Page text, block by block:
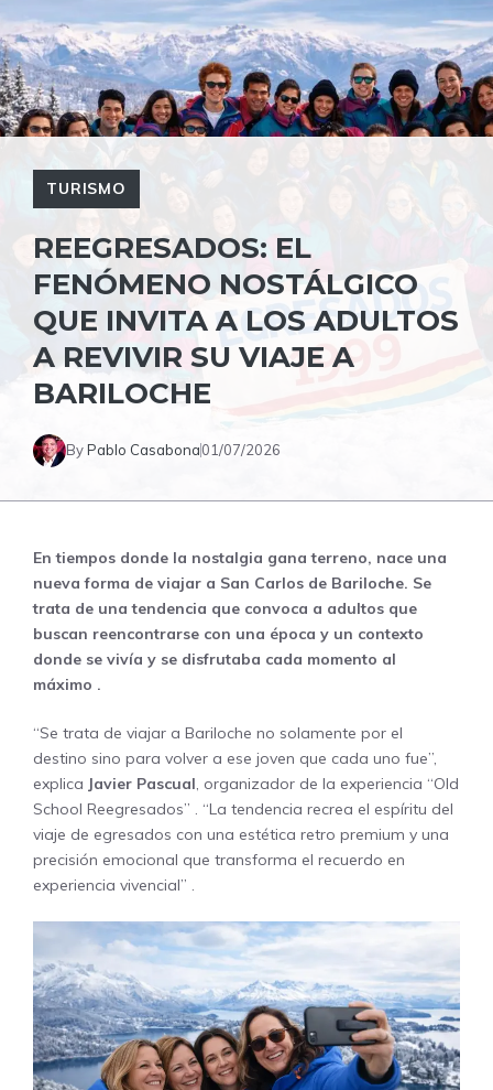
TURISMO
REEGRESADOS: EL
FENÓMENO NOSTÁLGICO
QUE INVITA A LOS ADULTOS
A REVIVIR SU VIAJE A
BARILOCHE
ByPablo Casabona01/07/2026
En tiempos donde la nostalgia gana terreno, nace una
nueva forma de viajar a San Carlos de Bariloche. Se
trata de una tendencia que convoca a adultos que
buscan reencontrarse con una época y un contexto
donde se vivía y se disfrutaba cada momento al
máximo .
“Se trata de viajar a Bariloche no solamente por el
destino sino para volver a ese joven que cada uno fue”,
explica Javier Pascual, organizador de la experiencia “Old
School Reegresados” . “La tendencia recrea el espíritu del
viaje de egresados con una estética retro premium y una
precisión emocional que transforma el recuerdo en
experiencia vivencial” .